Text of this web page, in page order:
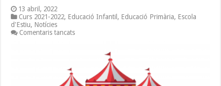
13 abril, 2022
Curs 2021-2022, Educació Infantil , Educació Primària, Escola
d'Estiu, Notícies
Comentaris tancatsa
BENVINGUTS
CIRC!